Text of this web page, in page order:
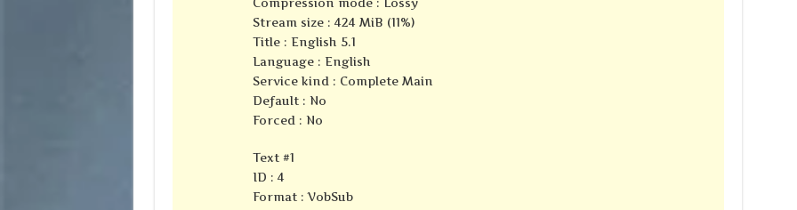
Stream size : 424 MiB (11%)
Title : English 5.1
Language : English
Service kind : Complete Main
Default : No
Forced : No
Text #1
ID : 4
Format : VobSub